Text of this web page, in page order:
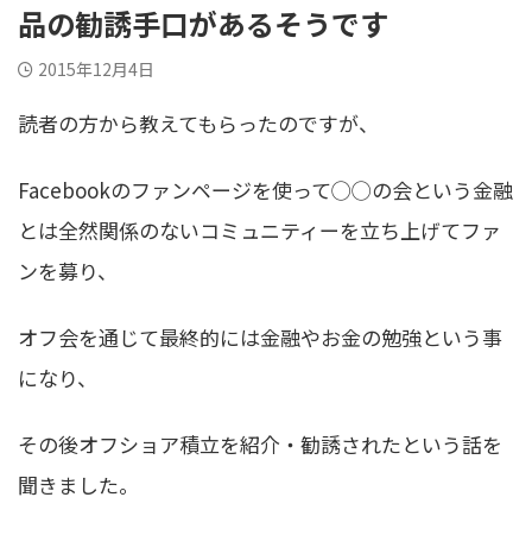
品の勧誘手口があるそうです
2015年12月4日
読者の方から教えてもらったのですが、
Facebookのファンページを使って◯◯の会という金融
とは全然関係のないコミュニティーを立ち上げてファ
ンを募り、
オフ会を通じて最終的には金融やお金の勉強という事
になり、
その後オフショア積立を紹介・勧誘されたという話を
聞きました。